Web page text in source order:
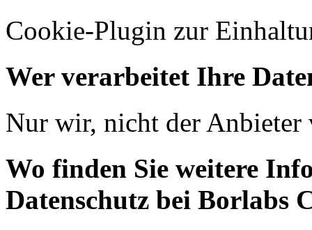
Cookie-Plugin zur
Wer verarbeitet Ihre
Nur wir, nicht der Anbieter
Wo finden Sie weitere
Datenschutz bei Borlabs